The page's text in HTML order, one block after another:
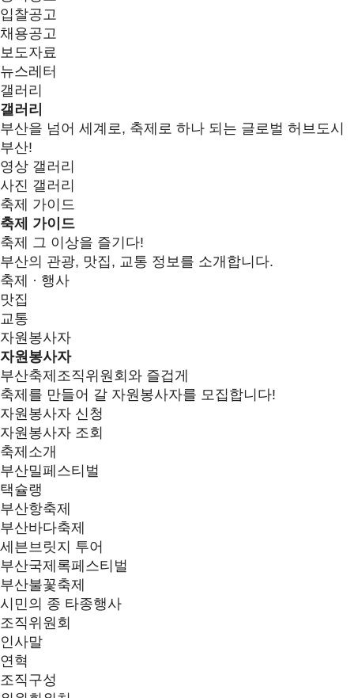
입찰공고
채용공고
보도자료
뉴스레터
갤러리
갤러리
부산을 넘어 세계로, 축제로 하나 되는 글로벌 허브도시
부산!
영상 갤러리
사진 갤러리
축제 가이드
축제 가이드
축제 그 이상을 즐기다!
부산의 관광, 맛집, 교통 정보를 소개합니다.
축제 · 행사
맛집
교통
자원봉사자
자원봉사자
부산축제조직위원회와 즐겁게
축제를 만들어 갈 자원봉사자를 모집합니다!
자원봉사자 신청
자원봉사자 조회
축제소개
부산밀페스티벌
택슐랭
부산항축제
부산바다축제
세븐브릿지 투어
부산국제록페스티벌
부산불꽃축제
시민의 종 타종행사
조직위원회
인사말
연혁
조직구성